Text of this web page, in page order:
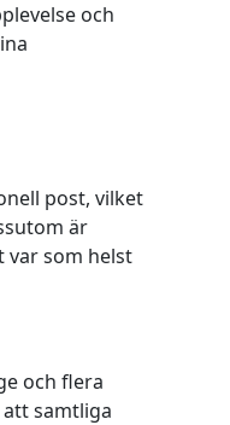
och
post, vilket
är
var som helst
och flera
samtliga